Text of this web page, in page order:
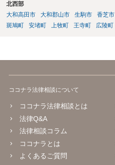
北西部
大和高田市
大和郡山市 生駒市 香芝市
斑鳩町
安堵町 上牧町 王寺町 広陵町
ココナラ法律相談について
ココナラ法律相談とは
法律Q&A
法律相談コラム
ココナラとは
よくあるご質問